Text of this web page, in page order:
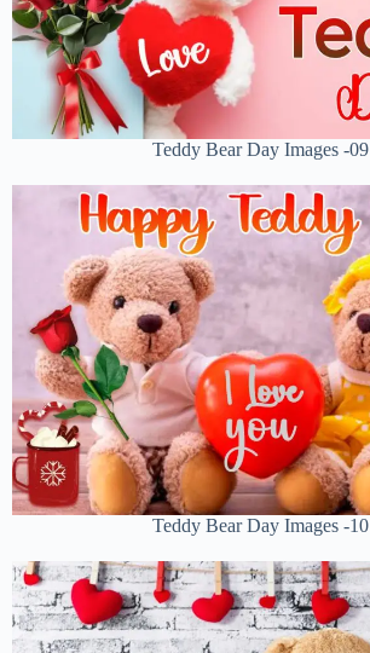
Teddy Bear Day Images -09
Teddy Bear Day Images -10